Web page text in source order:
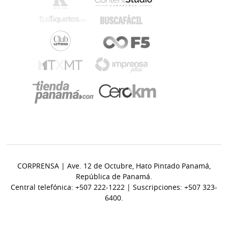
CORPRENSA | Ave. 12 de Octubre, Hato Pintado Panamá,
República de Panamá.
Central telefónica: +507 222-1222 | Suscripciones: +507 323-
6400.